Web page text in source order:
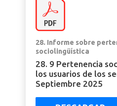
28. Informe sobre
sociolingüística
28. 9 Pertenencia
los usuarios de los
Septiembre 2025